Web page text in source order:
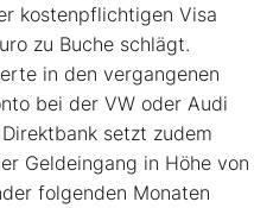
kostenpflichtigen Visa
zu Buche schlägt.
in den vergangenen
bei der VW oder Audi
setzt zudem
Geldeingang in Höhe von
folgenden Monaten